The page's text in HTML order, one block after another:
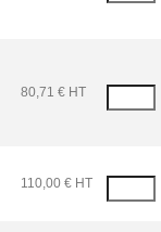
80,71 € HT
110,00 € HT